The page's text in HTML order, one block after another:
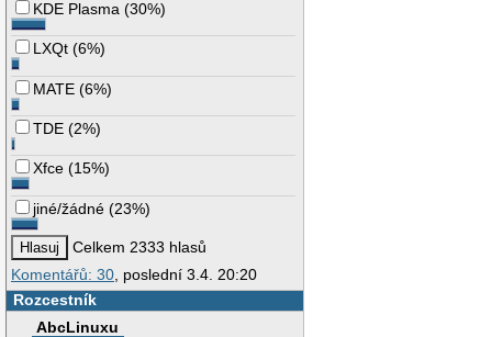
KDE Plasma (30%)
LXQt (6%)
MATE (6%)
TDE (2%)
Xfce (15%)
jiné/žádné (23%)
Celkem 2333 hlasů
Komentářů: 30, poslední 3.4. 20:20
Rozcestník
AbcLinuxu